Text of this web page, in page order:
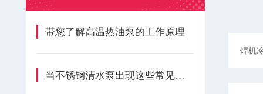
带您了解高温热油泵的工作原理
当不锈钢清水泵出现这些常见故障时可以及时自行处理